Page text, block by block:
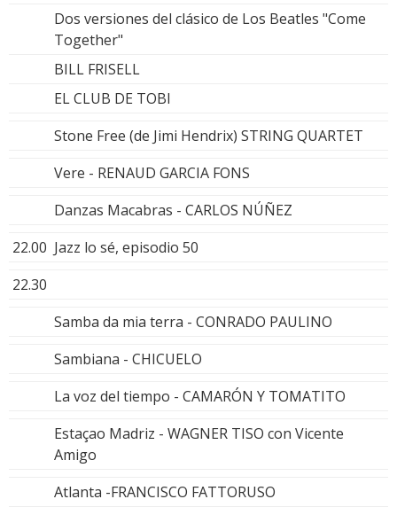
Dos versiones del clásico de Los Beatles "Come
Together"
BILL FRISELL
EL CLUB DE TOBI
Stone Free (de Jimi Hendrix) STRING QUARTET
Vere - RENAUD GARCIA FONS
Danzas Macabras - CARLOS NÚÑEZ
22.00 Jazz lo sé, episodio 50
22.30
Samba da mia terra - CONRADO PAULINO
Sambiana - CHICUELO
La voz del tiempo - CAMARÓN Y TOMATITO
Estaçao Madriz - WAGNER TISO con Vicente
Amigo
Atlanta -FRANCISCO FATTORUSO